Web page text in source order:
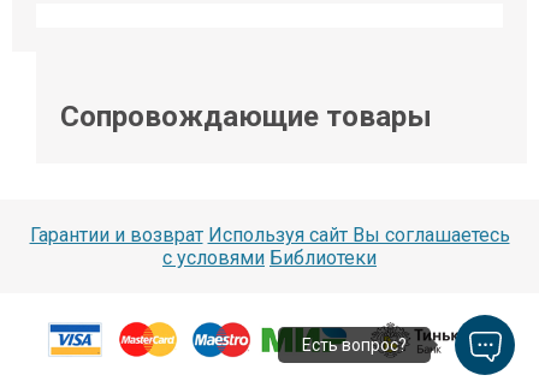
Сопровождающие товары
Гарантии и возврат Используя сайт Вы соглашаетесь
с условями Библиотеки
Есть вопрос?